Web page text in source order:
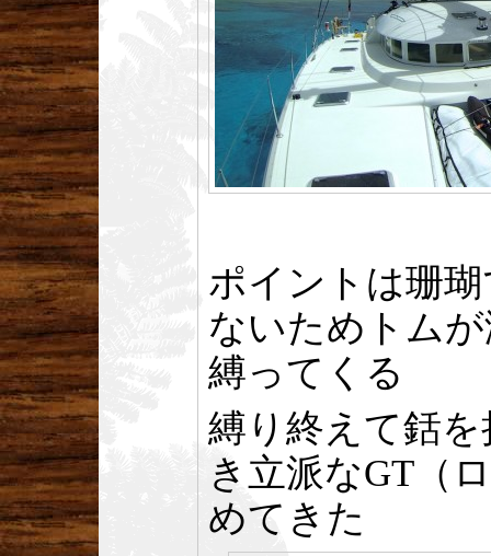
ポイントは珊
ないためトム
縛ってくる
縛り終えて銛
き立派なGT（
めてきた